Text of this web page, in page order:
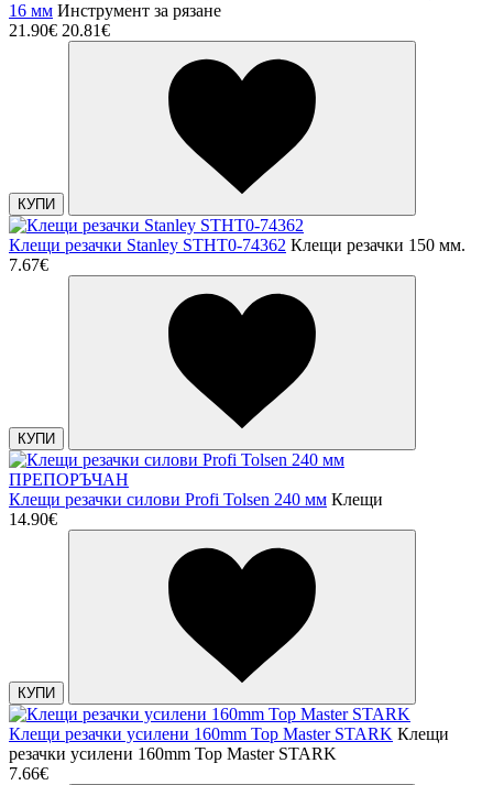
16 мм Инструмент за рязане
21.90€ 20.81€
КУПИ
Клещи резачки Stanley STHT0-74362 Клещи резачки 150 мм.
7.67€
КУПИ
ПРЕПОРЪЧАН
Клещи резачки силови Profi Tolsen 240 мм Клещи
14.90€
КУПИ
Клещи резачки усилени 160mm Top Master STARK Клещи
резачки усилени 160mm Top Master STARK
7.66€